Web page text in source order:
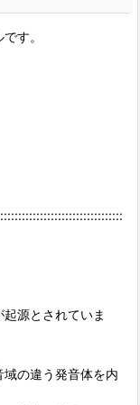
す。
源とされていま
の違う発音体を内